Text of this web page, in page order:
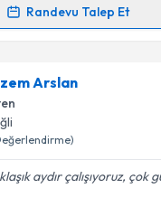
Randevu Talep Et
Talebi
için randevu takvimi
bu uzmandan randevu
e-posta ile
Arslan
aydır çalışıyoruz, çok